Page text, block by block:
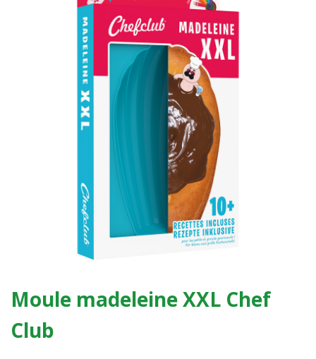
Moule madeleine XXL Chef
Club